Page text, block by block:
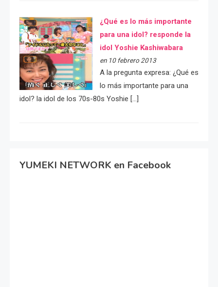
¿Qué es lo más importante
para una idol? responde la
idol Yoshie Kashiwabara
en 10 febrero 2013
A la pregunta expresa: ¿Qué es
lo más importante para una
idol? la idol de los 70s-80s Yoshie […]
YUMEKI NETWORK en Facebook